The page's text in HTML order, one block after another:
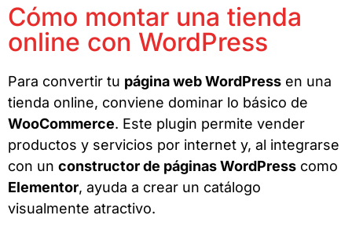
Cómo montar una tienda
online con WordPress
Para convertir tu página web WordPress en una
tienda online, conviene dominar lo básico de
WooCommerce. Este plugin permite vender
productos y servicios por internet y, al integrarse
con un constructor de páginas WordPress como
Elementor, ayuda a crear un catálogo
visualmente atractivo.